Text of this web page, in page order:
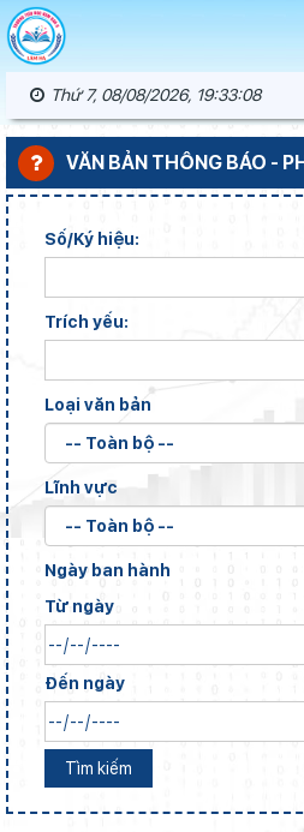
Thứ 7, 08/08/2026, 19:33:09
VĂN BẢN THÔNG BÁO -
Số/Ký hiệu:
Trích yếu:
Loại văn bản
Lĩnh vực
Ngày ban hành
Từ ngày
Đến ngày
Tìm kiếm
gia đình
chính sách đối với đội ngũ quản lý,
sắp xếp cơ sở giáo dục công lập
độ Dự án Trường TH&THCS Xuân
trước năm học mới
chính sách giáo dục hòa nhập